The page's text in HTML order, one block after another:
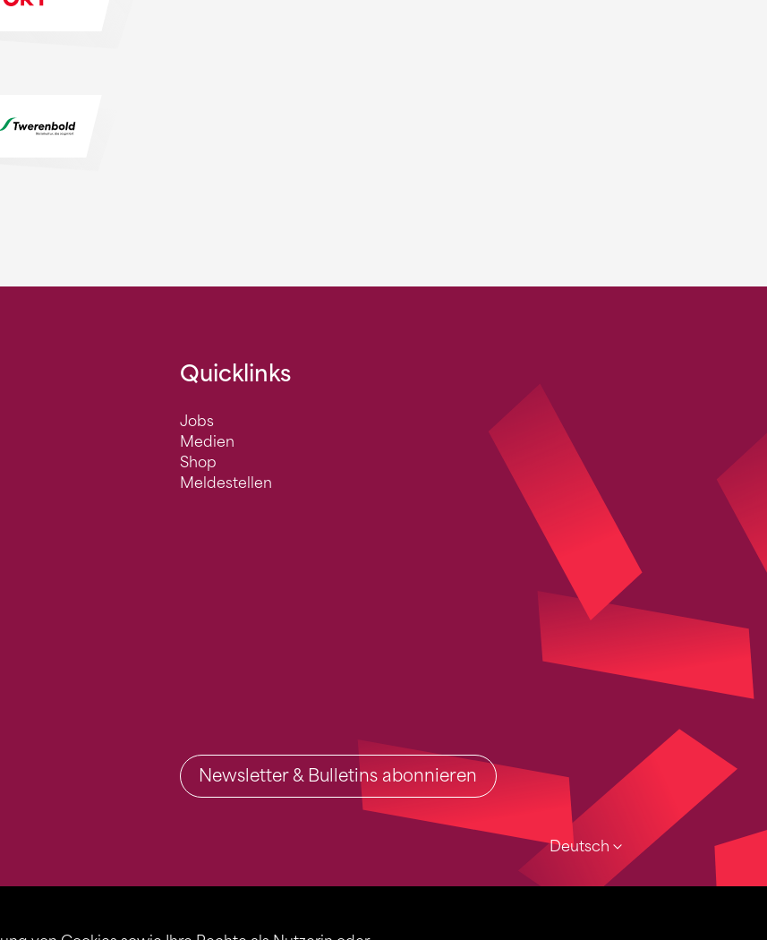
Quicklinks
Jobs
Medien
Shop
Meldestellen
Deutsch
Newsletter & Bulletins abonnieren